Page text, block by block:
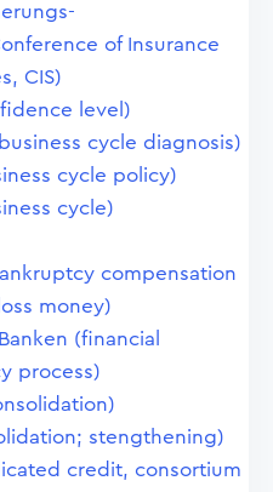
of Insurance
CIS)
level)
cycle diagnosis)
cycle policy)
cycle)
compensation
money)
(financial
process)
stengthening)
credit, consortium